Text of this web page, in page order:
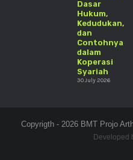
Dasar
Hukum,
Kedudukan,
dan
Contohnya
dalam
Koperasi
Syariah
30 July 2026
Copyrigth - 2026 BMT Projo
Developed